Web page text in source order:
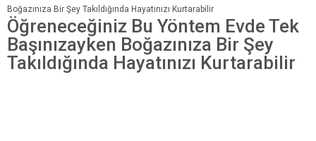
Boğazınıza Bir Şey Takıldığında Hayatınızı Kurtarabilir
Öğreneceğiniz Bu Yöntem Evde Tek
Başınızayken Boğazınıza Bir Şey
Takıldığında Hayatınızı Kurtarabilir